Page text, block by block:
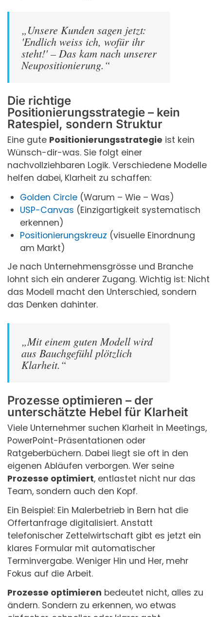
„Unsere Kunden sagen jetzt:
'Endlich weiss ich, wofür ihr
steht!' – Das kam nach unserer
Neupositionierung.“
Die richtige
Positionierungsstrategie – kein
Ratespiel, sondern Struktur
Eine gute Positionierungsstrategie ist kein
Wünsch-dir-was. Sie folgt einer
nachvollziehbaren Logik. Verschiedene Modelle
helfen dabei, Klarheit zu schaffen:
Golden Circle (Warum – Wie – Was)
USP-Canvas (Einzigartigkeit systematisch
erkennen)
Positionierungskreuz (visuelle Einordnung
am Markt)
Je nach Unternehmensgrösse und Branche
lohnt sich ein anderer Zugang. Wichtig ist: Nicht
das Modell macht den Unterschied, sondern
das Denken dahinter.
„Mit einem guten Modell wird
aus Bauchgefühl plötzlich
Klarheit.“
Prozesse optimieren – der
unterschätzte Hebel für Klarheit
Viele Unternehmer suchen Klarheit in Meetings,
PowerPoint-Präsentationen oder
Ratgeberbüchern. Dabei liegt sie oft in den
eigenen Abläufen verborgen. Wer seine
Prozesse optimiert, entlastet nicht nur das
Team, sondern auch den Kopf.
Ein Beispiel: Ein Malerbetrieb in Bern hat die
Offertanfrage digitalisiert. Anstatt
telefonischer Zettelwirtschaft gibt es jetzt ein
klares Formular mit automatischer
Terminvergabe. Weniger Hin und Her, mehr
Fokus auf die Arbeit.
Prozesse optimieren bedeutet nicht, alles zu
ändern. Sondern zu erkennen, wo etwas